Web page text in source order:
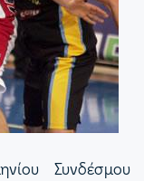
Συνδέσμου